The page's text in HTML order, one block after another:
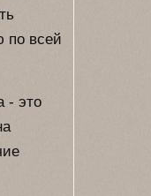
по всей
- это